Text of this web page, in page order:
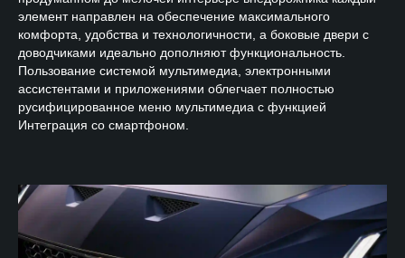
элемент направлен на обеспечение максимального
комфорта, удобства и технологичности, а боковые двери с
доводчиками идеально дополняют функциональность.
Пользование системой мультимедиа, электронными
ассистентами и приложениями облегчает полностью
русифицированное меню мультимедиа с функцией
Интеграция со смартфоном.